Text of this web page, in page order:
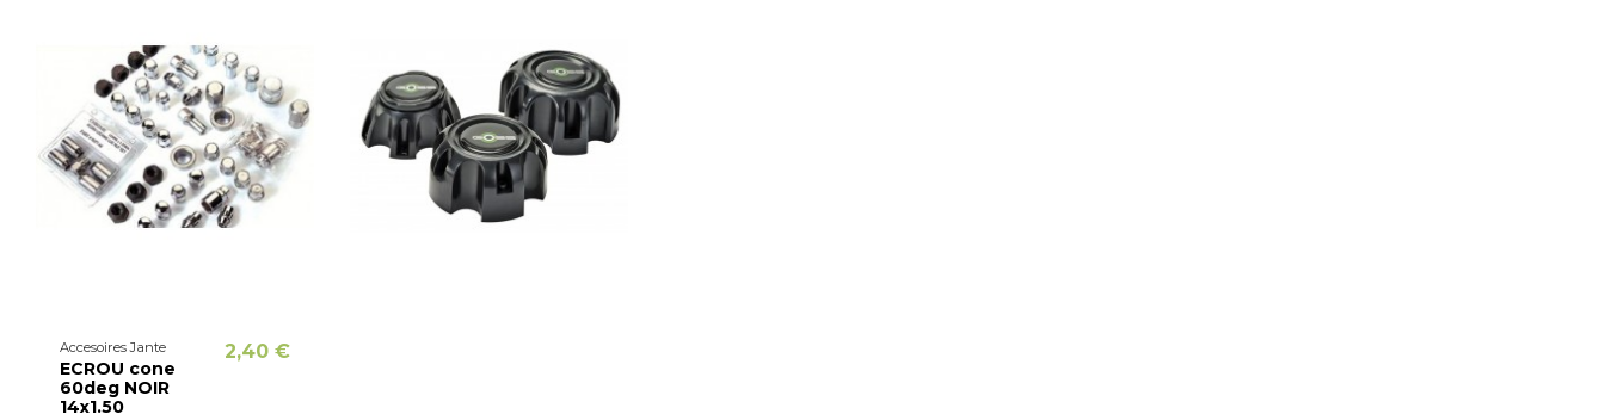
Accesoires Jante
ECROU cone
60deg NOIR
14x1.50
2,40 €